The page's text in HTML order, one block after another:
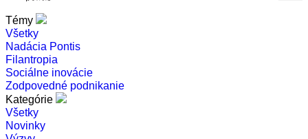
Témy
Všetky
Nadácia Pontis
Filantropia
Sociálne inovácie
Zodpovedné podnikanie
Kategórie
Všetky
Novinky